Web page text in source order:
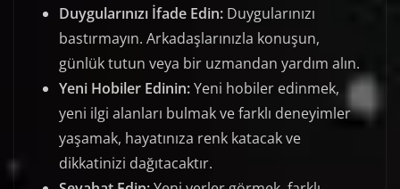
Duygularınızı İfade Edin: Duygularınızı
bastırmayın. Arkadaşlarınızla konuşun,
günlük tutun veya bir uzmandan yardım alın.
Yeni Hobiler Edinin:Yeni hobiler edinmek,
yeni ilgi alanları bulmak ve farklı deneyimler
yaşamak, hayatınıza renk katacak ve
dikkatinizi dağıtacaktır.